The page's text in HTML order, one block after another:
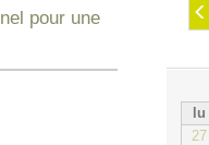
pour une
lu
27